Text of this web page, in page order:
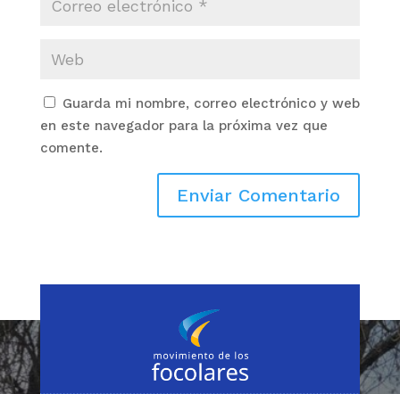
Guarda mi nombre, correo electrónico y web
en este navegador para la próxima vez que
comente.